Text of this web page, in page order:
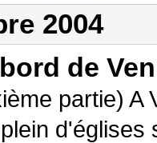
2004
de
partie) A